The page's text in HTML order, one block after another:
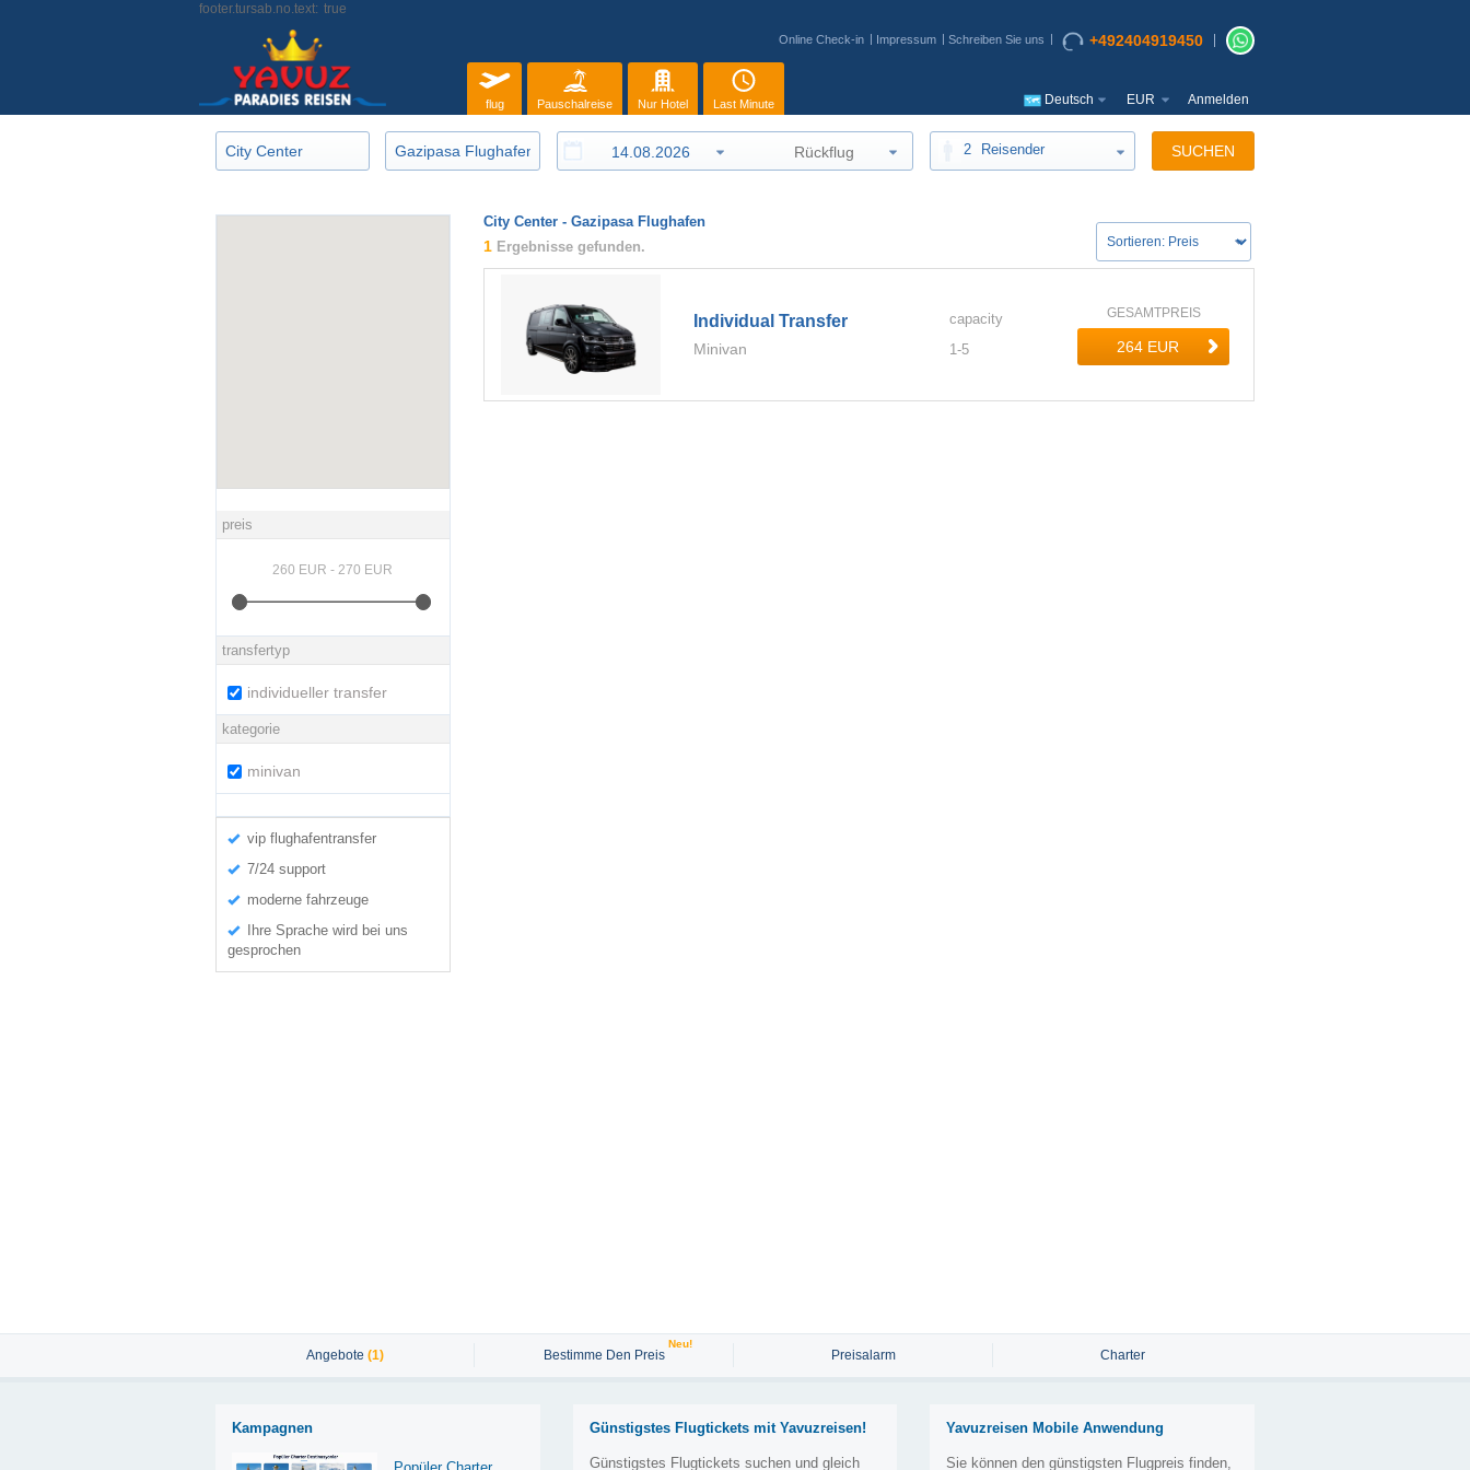
footer.tursab.no.text: true
Online Check-in Impressum Schreiben Sie uns +492404919450
flug Pauschalreise Nur Hotel Last Minute Deutsch EUR Anmelden
2 Reisender SUCHEN
preis
transfertyp
individueller transfer
kategorie
minivan
vip flughafentransfer
7/24 support
moderne fahrzeuge
Ihre Sprache wird bei uns
gesprochen
City Center - Gazipasa Flughafen
1 Ergebnisse gefunden.
Individual Transfer
Minivan
capacity
1-5
GESAMTPREIS
Angebote (1) Bestimme Den Preis
Neu!
Preisalarm Charter
Kampagnen Günstigstes Flugtickets mit Yavuzreisen!
Günstigstes Flugtickets suchen und gleich
Yavuzreisen Mobile Anwendung
Sie können den günstigsten Flugpreis finden,